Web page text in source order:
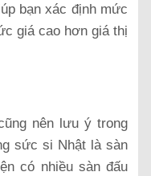
bạn xác định mức
giá cao hơn giá thị
nên lưu ý trong
sức si Nhật là sàn
có nhiều sàn đấu